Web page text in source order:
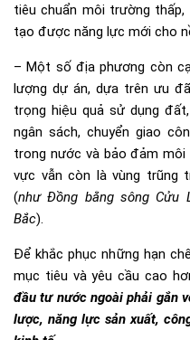
tiêu chuẩn môi trường
tạo được năng lực mới cho
– Một số địa phương còn
lượng dự án, dựa trên ưu
trọng hiệu quả sử dụng
ngân sách, chuyển giao
trong nước và bảo đảm môi
vực vẫn còn là vùng trũng
(như Đồng bằng sông Cửu
Bắc).
Để khắc phục những hạn
mục tiêu và yêu cầu cao
đầu tư nước ngoài phải gắn
lược, năng lực sản xuất,